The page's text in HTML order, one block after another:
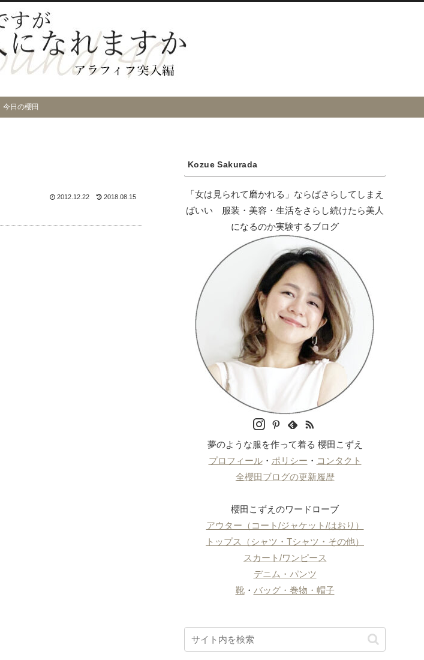
今日の櫻田
2012.12.22 2018.08.15
Kozue Sakurada
「女は見られて磨かれる」ならばさらしてしまえ
ばいい 服装・美容・生活をさらし続けたら美人
になるのか実験するブログ
夢のような服を作って着る 櫻田こずえ
プロフィール・ ポリシー ・ コンタクト
全櫻田ブログの更新履歴
櫻田こずえのワードローブ
アウター（コート/ジャケット/はおり）
トップス（シャツ・Tシャツ・その他）
スカート/ワンピース
デニム・パンツ
靴・ バッグ・巻物・帽子